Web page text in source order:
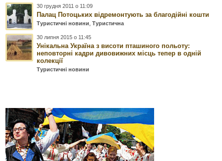
30 грудня 2011 о 11:09
Палац Потоцьких відремонтують за благодійні кошти
Туристичні новини ,Туристична
30 липня 2015 о 11:45
Унікальна Україна з висоти пташиного польоту:
неповторні кадри дивовижних місць тепер в одній
колекції
Туристичні новини